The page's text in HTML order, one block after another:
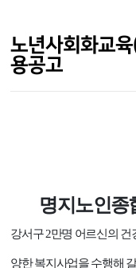
노년사회화교
용공고
명지노인종
강서구2만명 어르신의 건
양한 복지사업을 수행해